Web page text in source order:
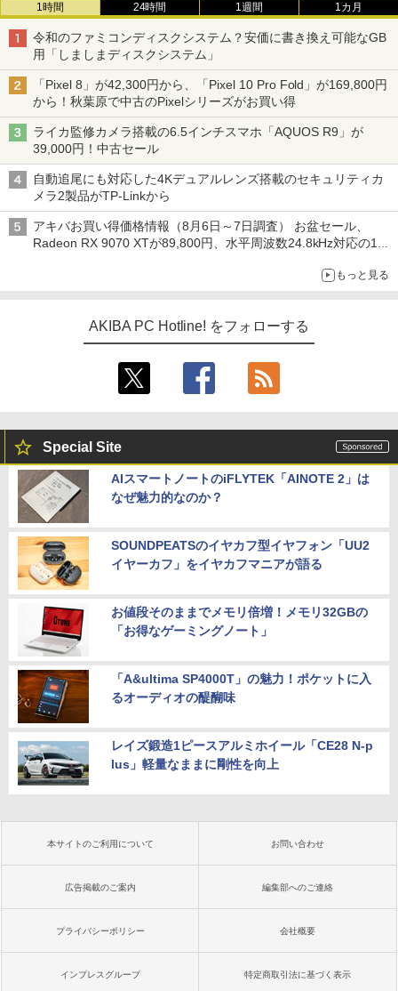
1時間 24時間 1週間 1カ月
令和のファミコンディスクシステム？安価に書き換え可能なGB
用「しましまディスクシステム」
「Pixel 8」が42,300円から、「Pixel 10 Pro Fold」が169,800円
から！秋葉原で中古のPixelシリーズがお買い得
ライカ監修カメラ搭載の6.5インチスマホ「AQUOS R9」が
39,000円！中古セール
自動追尾にも対応した4Kデュアルレンズ搭載のセキュリティカ
メラ2製品がTP-Linkから
アキバお買い得価格情報（8月6日～7日調査） お盆セール、
Radeon RX 9070 XTが89,800円、水平周波数24.8kHz対応の17
もっと見る
AKIBA PC Hotline! をフォローする
Special Site
AIスマートノートのiFLYTEK「AINOTE 2」は
なぜ魅力的なのか？
SOUNDPEATSのイヤカフ型イヤフォン「UU2
イヤーカフ」をイヤカフマニアが語る
お値段そのままでメモリ倍増！メモリ32GBの
「お得なゲーミングノート」
「A&ultima SP4000T」の魅力！ポケットに入
るオーディオの醍醐味
レイズ鍛造1ピースアルミホイール「CE28 N-p
lus」軽量なままに剛性を向上
本サイトのご利用について お問い合わせ
広告掲載のご案内 編集部へのご連絡
プライバシーポリシー 会社概要
インプレスグループ 特定商取引法に基づく表示